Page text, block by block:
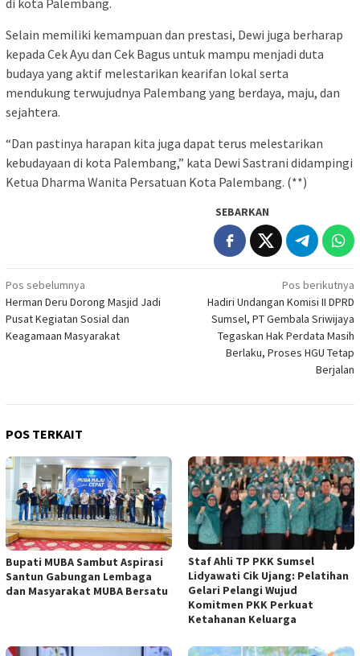
di kota Palembang.
Selain memiliki kemampuan dan prestasi, Dewi juga berharap
kepada Cek Ayu dan Cek Bagus untuk mampu menjadi duta
budaya yang aktif melestarikan kearifan lokal serta
mendukung terwujudnya Palembang yang berdaya, maju, dan
sejahtera.
“Dan pastinya harapan kita juga dapat terus melestarikan
kebudayaan di kota Palembang,” kata Dewi Sastrani didampingi
Ketua Dharma Wanita Persatuan Kota Palembang. (**)
SEBARKAN
Navigasi
pos
Pos sebelumnya
Herman Deru Dorong Masjid Jadi
Pusat Kegiatan Sosial dan
Keagamaan Masyarakat
Pos berikutnya
Hadiri Undangan Komisi II DPRD
Sumsel, PT Gembala Sriwijaya
Tegaskan Hak Perdata Masih
Berlaku, Proses HGU Tetap
Berjalan
POS TERKAIT
Bupati MUBA Sambut Aspirasi
Santun Gabungan Lembaga
dan Masyarakat MUBA Bersatu
Staf Ahli TP PKK Sumsel
Lidyawati Cik Ujang: Pelatihan
Gelari Pelangi Wujud
Komitmen PKK Perkuat
Ketahanan Keluarga